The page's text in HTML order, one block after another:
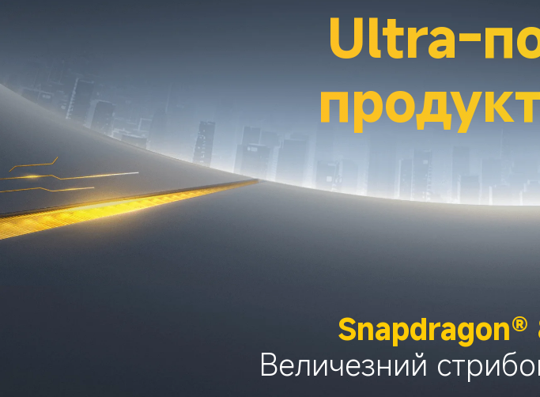
Ultra-
Величезний